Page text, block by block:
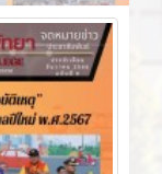
2 ปี ที่ผ่านมา